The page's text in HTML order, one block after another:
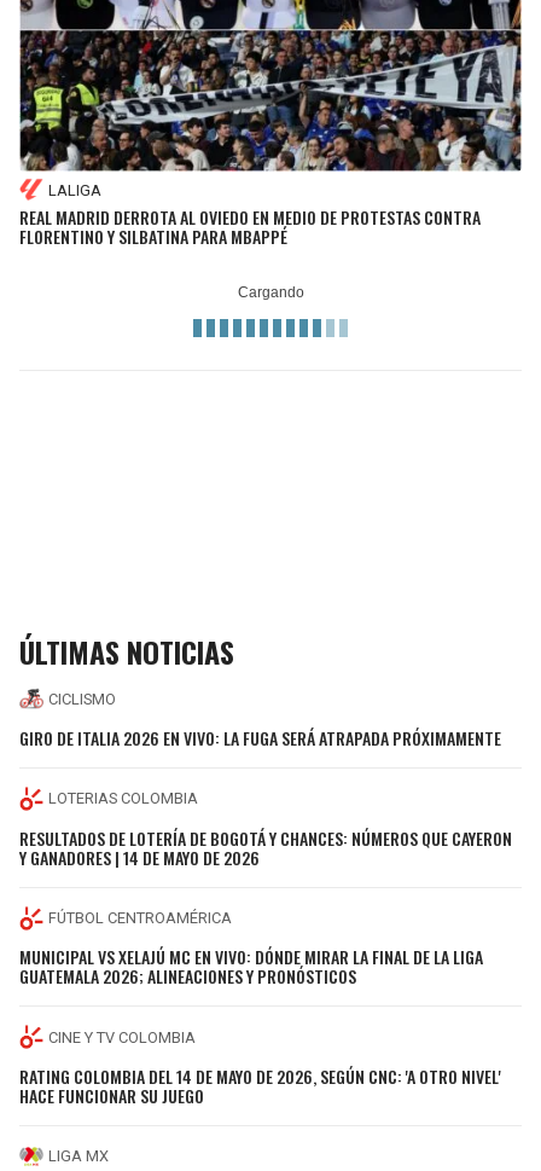
LALIGA
REAL MADRID DERROTA AL OVIEDO EN MEDIO DE PROTESTAS CONTRA
FLORENTINO Y SILBATINA PARA MBAPPÉ
ÚLTIMAS NOTICIAS
CICLISMO
GIRO DE ITALIA 2026 EN VIVO: LA FUGA SERÁ ATRAPADA PRÓXIMAMENTE
LOTERIAS COLOMBIA
RESULTADOS DE LOTERÍA DE BOGOTÁ Y CHANCES: NÚMEROS QUE CAYERON
Y GANADORES | 14 DE MAYO DE 2026
FÚTBOL CENTROAMÉRICA
MUNICIPAL VS XELAJÚ MC EN VIVO: DÓNDE MIRAR LA FINAL DE LA LIGA
GUATEMALA 2026; ALINEACIONES Y PRONÓSTICOS
CINE Y TV COLOMBIA
RATING COLOMBIA DEL 14 DE MAYO DE 2026, SEGÚN CNC: 'A OTRO NIVEL'
HACE FUNCIONAR SU JUEGO
LIGA MX